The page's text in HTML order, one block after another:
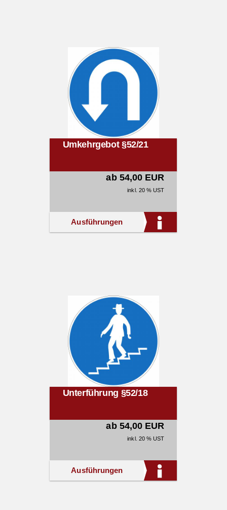
Umkehrgebot §52/21
ab 54,00 EUR
inkl. 20 % UST
Ausführungen
Unterführung §52/18
ab 54,00 EUR
inkl. 20 % UST
Ausführungen